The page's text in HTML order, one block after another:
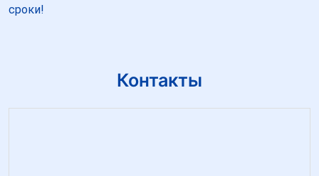
сроки!
Контакты